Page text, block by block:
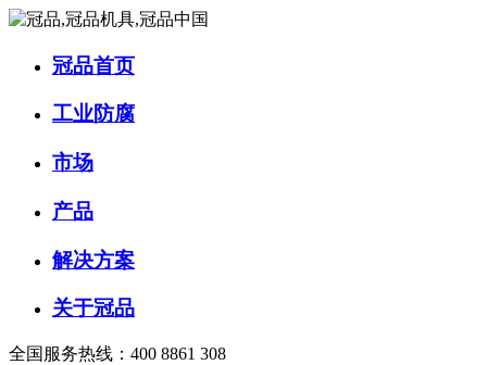
冠品首页
工业防腐
市场
产品
解决方案
关于冠品
全国服务热线：400 8861 308